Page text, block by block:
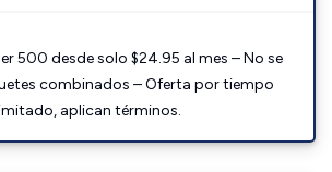
500 desde solo $24.95 al mes – No se
combinados – Oferta por tiempo
aplican términos.